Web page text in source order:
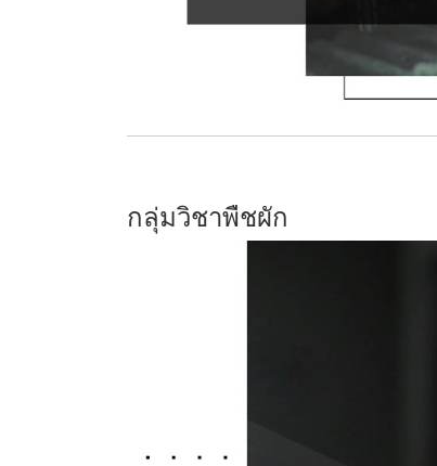
กลุ่มวิชาพืชผัก